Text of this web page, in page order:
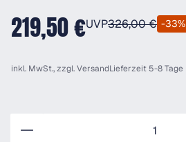
219,50 €UVP326,00 € -33%
inkl. MwSt., zzgl.VersandLieferzeit 5-8 Tage